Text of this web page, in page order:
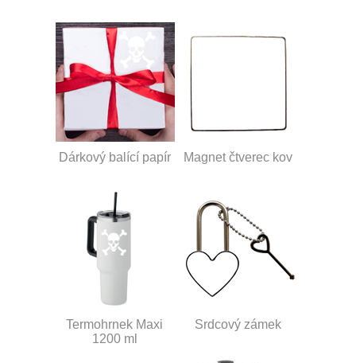
Dárkový balící papír Magnet čtverec kov
Termohrnek Maxi
1200 ml
Srdcový zámek